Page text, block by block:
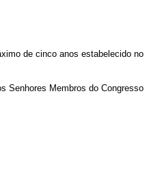
de cinco anos estabelecido no
Senhores Membros do Congresso